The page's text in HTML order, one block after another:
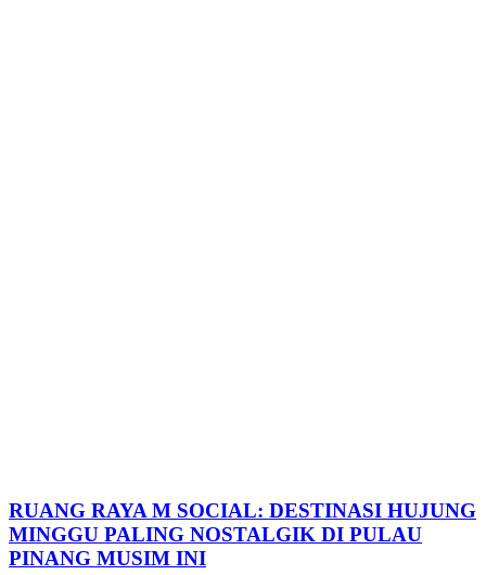
RUANG RAYA M SOCIAL: DESTINASI HUJUNG
MINGGU PALING NOSTALGIK DI PULAU
PINANG MUSIM INI